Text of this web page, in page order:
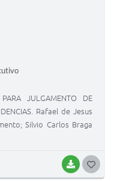
BAIXAR
JULGAMENTO DE
Rafael de Jesus
Silvio Carlos Braga